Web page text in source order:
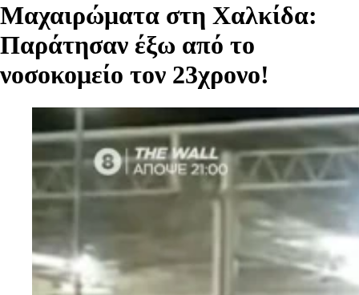
Μαχαιρώματα στη Χαλκίδα:
Παράτησαν έξω από το
νοσοκομείο τον 23χρονο!